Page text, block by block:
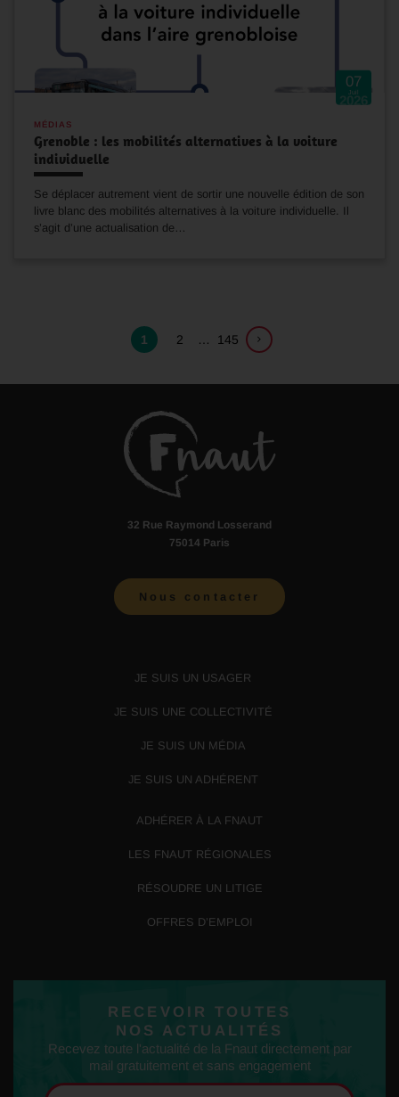
07
Juil
2026
MÉDIAS
Grenoble : les mobilités alternatives à la voiture
individuelle
Se déplacer autrement vient de sortir une nouvelle édition de son
livre blanc des mobilités alternatives à la voiture individuelle. Il
s’agit d’une actualisation de…
1 2 … 145
32 Rue Raymond Losserand
75014 Paris
Nous contacter
JE SUIS UN USAGER
JE SUIS UNE COLLECTIVITÉ
JE SUIS UN MÉDIA
JE SUIS UN ADHÉRENT
ADHÉRER À LA FNAUT
LES FNAUT RÉGIONALES
RÉSOUDRE UN LITIGE
OFFRES D’EMPLOI
RECEVOIR TOUTES
NOS ACTUALITÉS
Recevez toute l'actualité de la Fnaut directement par
mail gratuitement et sans engagement